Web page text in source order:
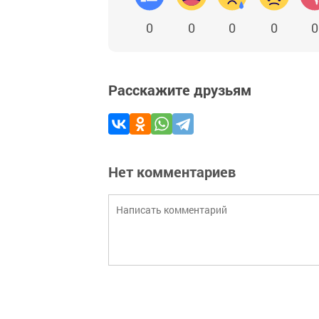
0 0 0 0 0
Расскажите друзьям
Нет комментариев